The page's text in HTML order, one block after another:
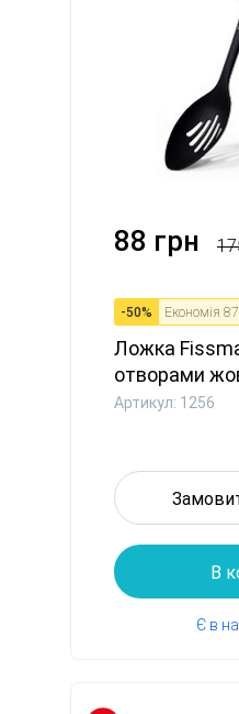
88 грн
-50% Економія
Ложка
отворами
Артикул: 1256
В
Є в